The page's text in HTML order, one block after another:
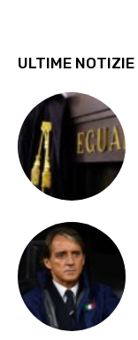
ULTIME NOTIZIE